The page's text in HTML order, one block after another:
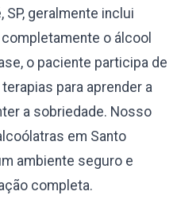
SP, geralmente inclui
o álcool
o paciente participa de
para aprender a
a sobriedade. Nosso
em Santo
ambiente seguro e
completa.